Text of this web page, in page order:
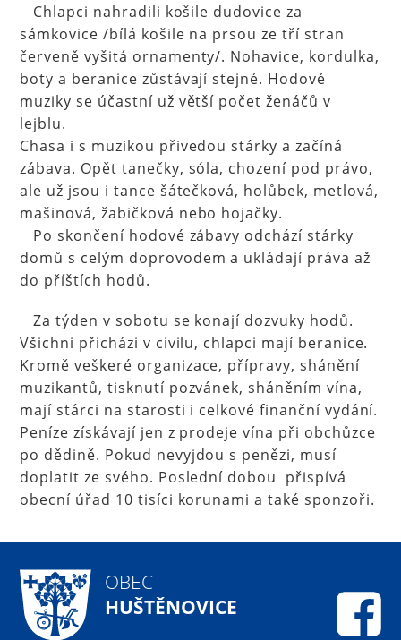
Chlapci nahradili košile dudovice za
sámkovice /bílá košile na prsou ze tří stran
červeně vyšitá ornamenty/. Nohavice, kordulka,
boty a beranice zůstávají stejné. Hodové
muziky se účastní už větší počet ženáčů v
lejblu.
Chasa i s muzikou přivedou stárky a začíná
zábava. Opět tanečky, sóla, chození pod právo,
ale už jsou i tance šátečková, holůbek, metlová,
mašinová, žabičková nebo hojačky.
Po skončení hodové zábavy odchází stárky
domů s celým doprovodem a ukládají práva až
do příštích hodů.
Za týden v sobotu se konají dozvuky hodů.
Všichni přicházi v civilu, chlapci mají beranice.
Kromě veškeré organizace, přípravy, shánění
muzikantů, tisknutí pozvánek, sháněním vína,
mají stárci na starosti i celkové finanční vydání.
Peníze získávají jen z prodeje vína při obchůzce
po dědině. Pokud nevyjdou s penězi, musí
doplatit ze svého. Poslední dobou přispívá
obecní úřad 10 tisíci korunami a také sponzoři.
OBEC
HUŠTĚNOVICE